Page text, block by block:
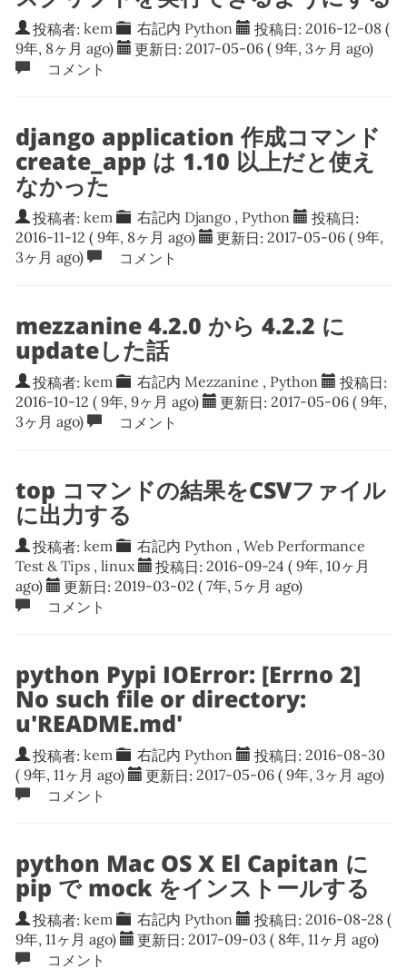
投稿者: kem 右記内 Python 投稿日: 2016-12-08(
9年, 8ヶ月 ago)
更新日: 2017-05-06 ( 9年, 3ヶ月 ago)
コメント
django application 作成コマンド
create_app は 1.10 以上だと使え
なかった
投稿者: kem 右記内 Django , Python 投稿日:
2016-11-12 ( 9年, 8ヶ月 ago) 更新日: 2017-05-06 ( 9年,
3ヶ月 ago)
コメント
mezzanine 4.2.0 から 4.2.2 に
updateした話
投稿者: kem 右記内Mezzanine , Python 投稿日:
2016-10-12 ( 9年, 9ヶ月 ago) 更新日: 2017-05-06 ( 9年,
3ヶ月 ago)
コメント
top コマンドの結果をCSVファイル
に出力する
投稿者: kem 右記内 Python ,Web Performance
Test & Tips , linux 投稿日: 2016-09-24 ( 9年, 10ヶ月
ago)
更新日: 2019-03-02 ( 7年, 5ヶ月 ago)
コメント
python Pypi IOError: [Errno 2]
No such file or directory:
u'README.md'
投稿者: kem 右記内 Python 投稿日: 2016-08-30
( 9年, 11ヶ月 ago)
更新日: 2017-05-06 ( 9年, 3ヶ月 ago)
コメント
python Mac OS X El Capitan に
pip で mock をインストールする
投稿者: kem 右記内 Python 投稿日: 2016-08-28(
9年, 11ヶ月 ago)
更新日: 2017-09-03 ( 8年, 11ヶ月 ago)
コメント